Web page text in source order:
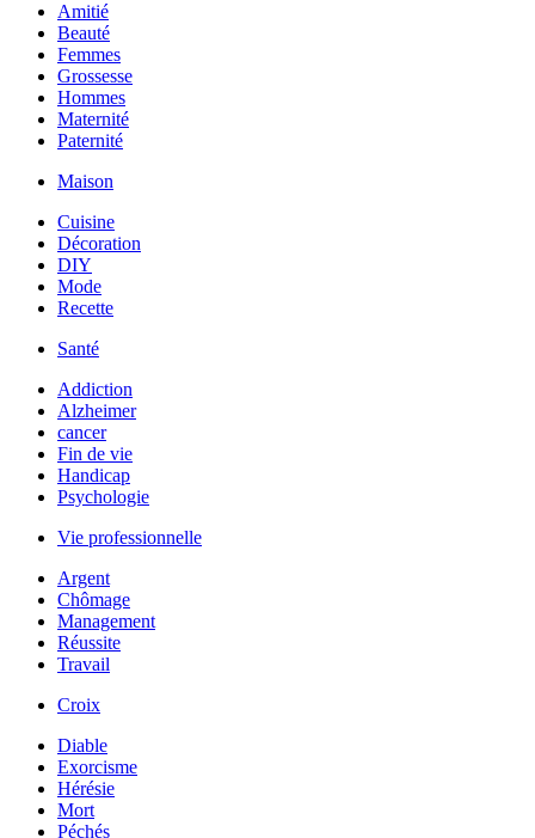
Amitié
Beauté
Femmes
Grossesse
Hommes
Maternité
Paternité
Maison
Cuisine
Décoration
DIY
Mode
Recette
Santé
Addiction
Alzheimer
cancer
Fin de vie
Handicap
Psychologie
Vie professionnelle
Argent
Chômage
Management
Réussite
Travail
Croix
Diable
Exorcisme
Hérésie
Mort
Péchés